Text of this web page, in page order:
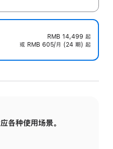
RMB 14,499 起
或 RMB 605/月 (24 期) 起
各种使用场景。